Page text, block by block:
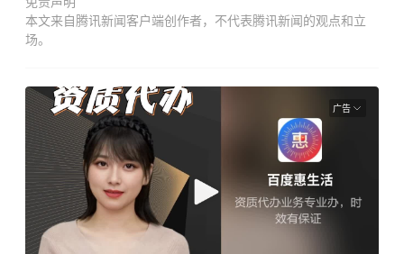
本文来自腾讯新闻客户端创作者，不代表腾讯新闻的观点和立
场。
广告